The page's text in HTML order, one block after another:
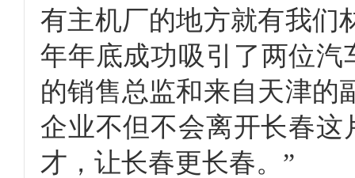
有主机厂的地方就有我们
年年底成功吸引了两位
的销售总监和来自天津的
企业不但不会离开长春
才，让长春更长春。”